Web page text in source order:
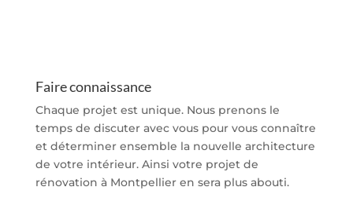
Faire connaissance
Chaque projet est unique. Nous prenons le
temps de discuter avec vous pour vous connaître
et déterminer ensemble la nouvelle architecture
de votre intérieur. Ainsi votre projet de
rénovation à Montpellier en sera plus abouti.